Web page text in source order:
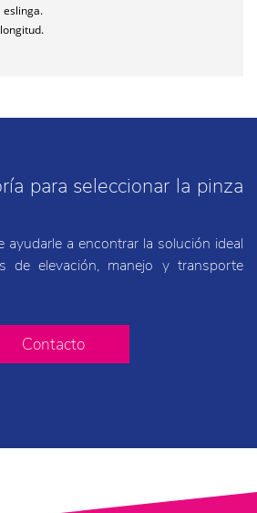
eslinga.
para seleccionar la pinza
ayudarle a encontrar la solución ideal
de elevación, manejo y transporte
Contacto